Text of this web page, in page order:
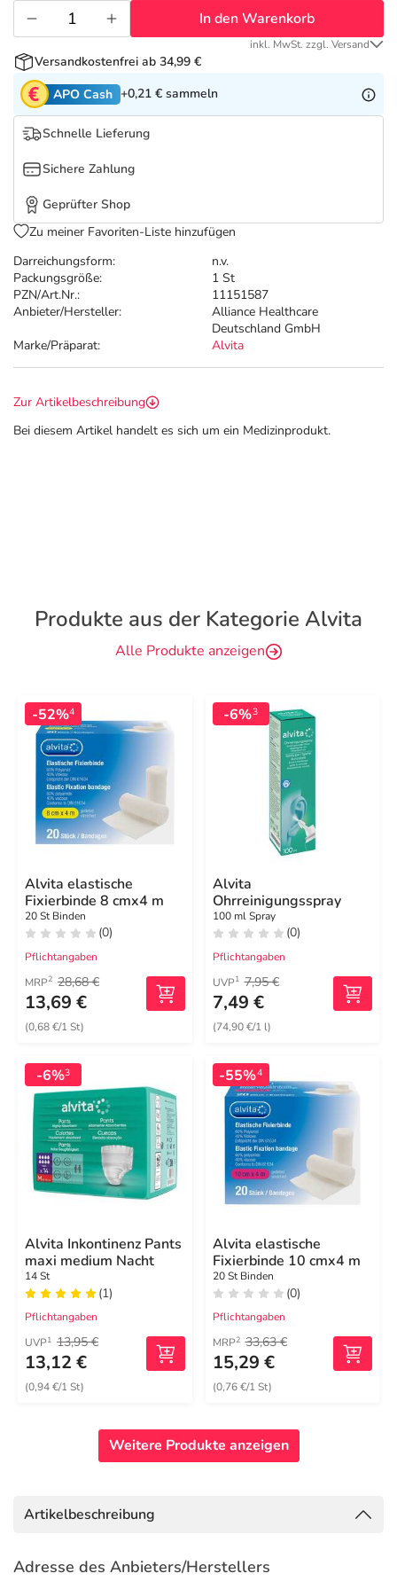
Tierapotheke
Vitamine & Mineralstoffe
Marken
Salus Deals
Darreichungsform:
n.v.
Packungsgröße:
1 St
PZN/Art.Nr.:
11151587
Anbieter/Hersteller:
Alliance Healthcare
Deutschland GmbH
Marke/Präparat:
Alvita
In den Warenkorb
inkl. MwSt. zzgl. Versand
Versandkostenfrei ab 34,99 €
APO Cash +0,21 € sammeln
Schnelle Lieferung
Sichere Zahlung
Geprüfter Shop
Zu meiner Favoriten-Liste hinzufügen
Zur Artikelbeschreibung
Bei diesem Artikel handelt es sich um ein Medizinprodukt.
Produkte aus der Kategorie Alvita
Alle Produkte anzeigen
-52%4
Alvita elastische
Fixierbinde 8 cmx4 m
20 St Binden
(0)
Pflichtangaben
MRP2 28,68 €
13,69 €
(0,68 €/1 St)
-6%3
Alvita
Ohrreinigungsspray
100 ml Spray
(0)
Pflichtangaben
UVP1 7,95 €
7,49 €
(74,90 €/1 l)
-6%3
Alvita Inkontinenz Pants
maxi medium Nacht
14 St
(1)
Pflichtangaben
UVP1 13,95 €
13,12 €
(0,94 €/1 St)
-55%4
Alvita elastische
Fixierbinde 10 cmx4 m
20 St Binden
(0)
Pflichtangaben
MRP2 33,63 €
15,29 €
(0,76 €/1 St)
Weitere Produkte anzeigen
Artikelbeschreibung
Adresse des Anbieters/Herstellers